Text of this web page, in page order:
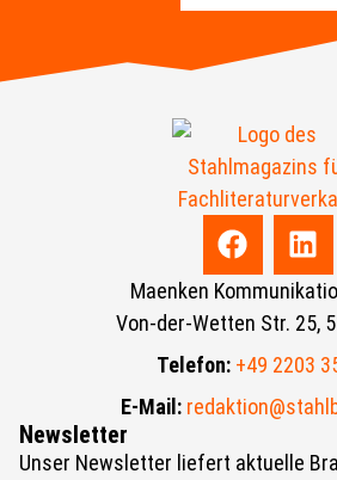
Newsletter
Unser Newsletter liefert aktuelle
Maenken
Von-der-Wetten Str. 25,
Telefon: +49 2203
E-Mail: